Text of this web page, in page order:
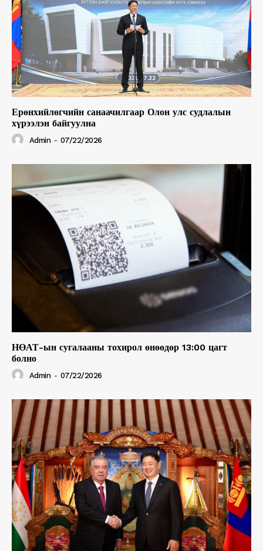
Ерөнхийлөгчийн санаачилгаар Олон улс судлалын
хүрээлэн байгуулна
Admin - 07/22/2026
НӨАТ-ын сугалааны тохирол өнөөдөр 13:00 цагт
болно
Admin - 07/22/2026